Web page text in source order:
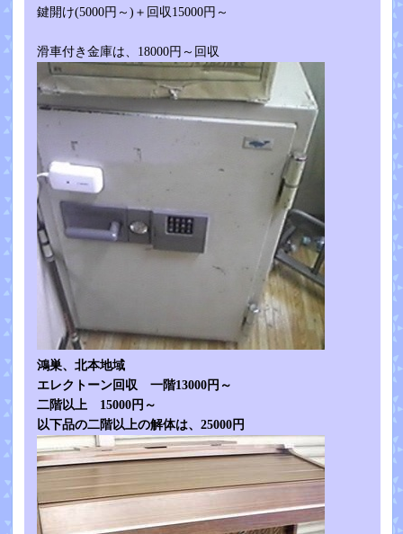
鍵開け(5000円～)＋回収15000円～
滑車付き金庫は、18000円～回収
鴻巣、北本地域
エレクトーン回収 一階13000円～
二階以上 15000円～
以下品の二階以上の解体は、25000円